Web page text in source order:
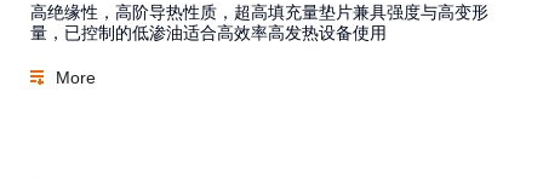
高绝缘性，高阶导热性质，超高填充量垫片兼具强度与高变形
量，已控制的低渗油适合高效率高发热设备使用
More